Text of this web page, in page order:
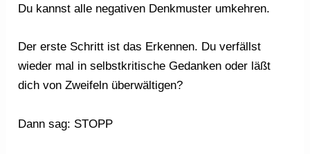
Du kannst alle negativen Denkmuster umkehren.
Der erste Schritt ist das Erkennen. Du verfällst
wieder mal in selbstkritische Gedanken oder läßt
dich von Zweifeln überwältigen?
Dann sag: STOPP